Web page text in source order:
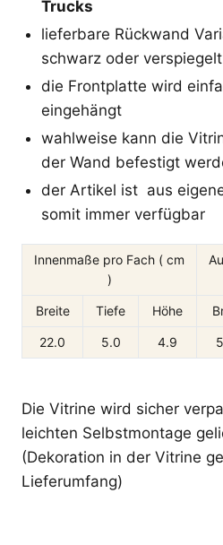
Trucks
lieferbare Rückwand
schwarz oder verspiegelt
die Frontplatte wird
eingehängt
wahlweise kann die
der Wand befestigt
der Artikel ist aus
somit immer verfügbar
Innenmaße pro Fach ( cm
)
Breite
Tiefe Höhe
22.0 5.0 4.9
Die Vitrine wird sicher
leichten Selbstmontage
(Dekoration in der Vitrine
Lieferumfang)